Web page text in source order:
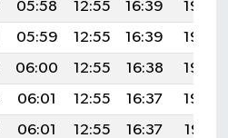
05:58 12:55 16:39
19:43
05:59 12:55 16:39
19:42
06:00 12:55 16:38
19:40
06:01 12:55 16:37
19:39
06:01 12:55 16:37
19:38